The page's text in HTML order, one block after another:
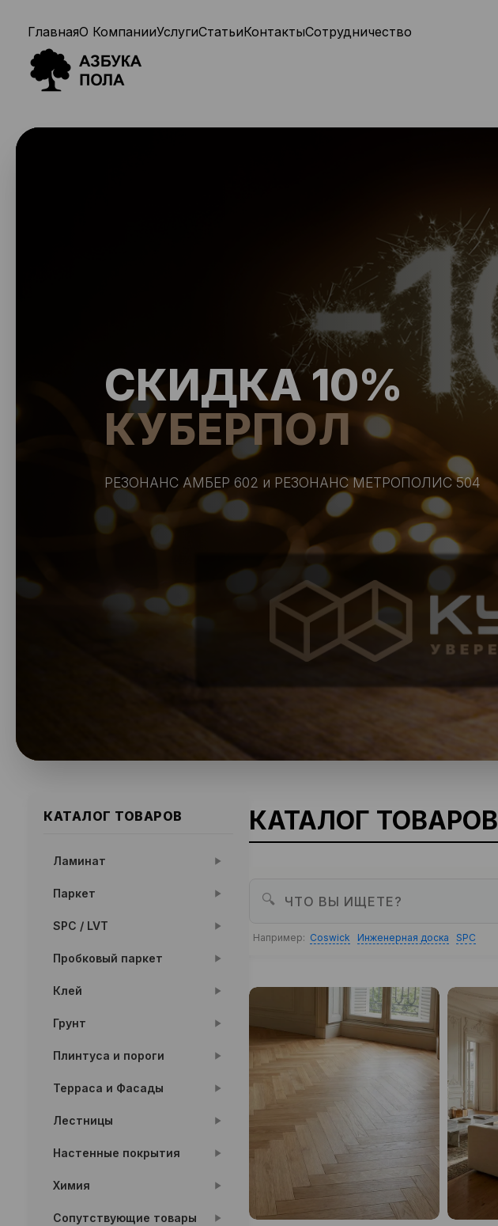
ГлавнаяО КомпанииУслугиСтатьиКонтактыСотрудничество
СКИДКА 10%
КУБЕРПОЛ
РЕЗОНАНС АМБЕР 602 и РЕЗОНАНС МЕТРОПОЛИС 504
КАТАЛОГ ТОВАРОВ
Ламинат
Паркет
SPC / LVT
Пробковый паркет
Клей
Грунт
Плинтуса и пороги
Терраса и Фасады
Лестницы
Настенные покрытия
Химия
Сопутствующие товары
КАТАЛОГ ТОВАРОВ
🔍
Например: Coswick Инженерная доска SPC